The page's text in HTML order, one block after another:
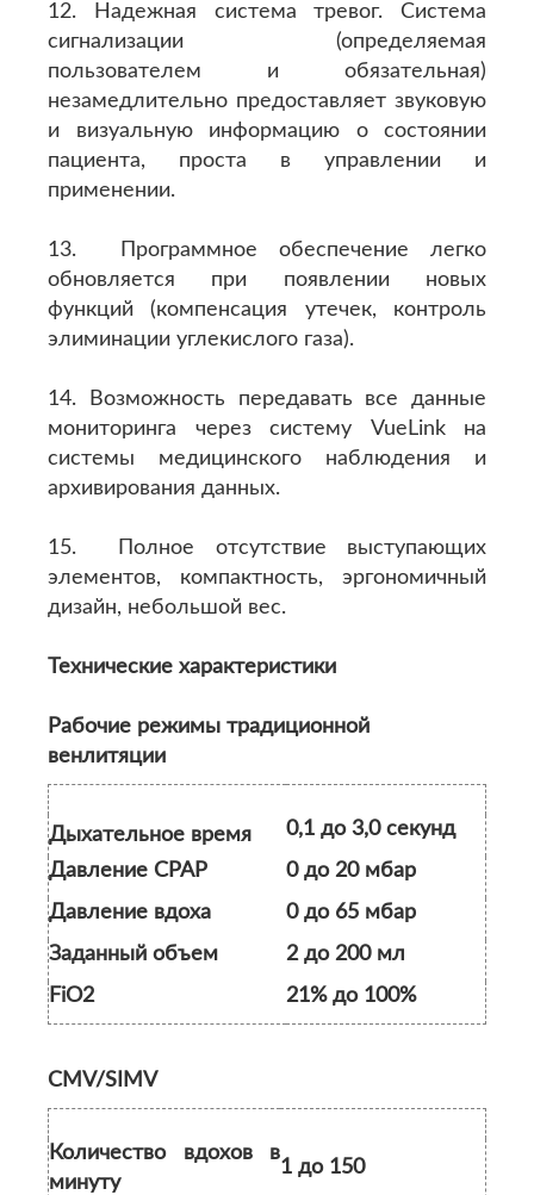
12. Надежная система тревог. Система
сигнализации (определяемая
пользователем и обязательная)
незамедлительно предоставляет звуковую
и визуальную информацию о состоянии
пациента, проста в управлении и
применении.
13. Программное обеспечение легко
обновляется при появлении новых
функций (компенсация утечек, контроль
элиминации углекислого газа).
14. Возможность передавать все данные
мониторинга через систему VueLink на
системы медицинского наблюдения и
архивирования данных.
15. Полное отсутствие выступающих
элементов, компактность, эргономичный
дизайн, небольшой вес.
Технические характеристики
Рабочие режимы традиционной
венлитяции
Дыхательное время
0,1 до 3,0 секунд
Давление CPAP
0 до 20 мбар
Давление вдоха
0 до 65 мбар
Заданный объем
2 до 200 мл
FiO2
21% до 100%
CMV/SIMV
Количество вдохов в
минуту
1 до 150